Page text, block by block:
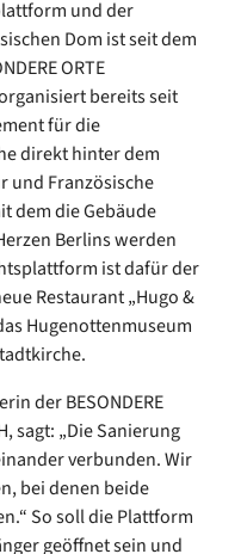
und der
Dom ist seit dem
ORTE
bereits seit
für die
direkt hinter dem
und Französische
dem die Gebäude
Berlins werden
ist dafür der
Restaurant „Hugo &
Hugenottenmuseum
der BESONDERE
sagt: „Die Sanierung
verbunden. Wir
bei denen beide
So soll die Plattform
geöffnet sein und